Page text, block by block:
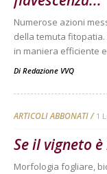
Numerose azioni
della temuta fitopatia.
in maniera efficiente
Di Redazione VVQ
ARTICOLI ABBONATI 1
Se il vigneto
Morfologia fogliare,